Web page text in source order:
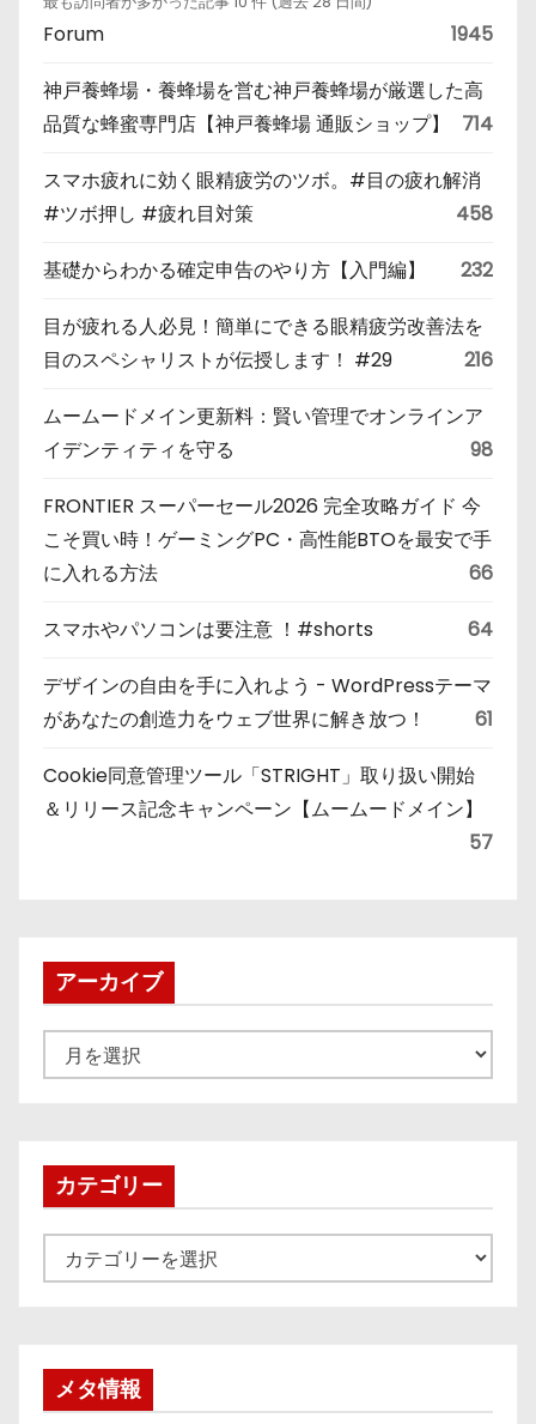
Forum 1945
神戸養蜂場・養蜂場を営む神戸養蜂場が厳選した高
品質な蜂蜜専門店【神戸養蜂場 通販ショップ】
714
スマホ疲れに効く眼精疲労のツボ。#目の疲れ解消
#ツボ押し #疲れ目対策
458
基礎からわかる確定申告のやり方【入門編】 232
目が疲れる人必見！簡単にできる眼精疲労改善法を
目のスペシャリストが伝授します！ #29
216
ムームードメイン更新料：賢い管理でオンラインア
イデンティティを守る
98
FRONTIER スーパーセール2026 完全攻略ガイド 今
こそ買い時！ゲーミングPC・高性能BTOを最安で手
に入れる方法
66
スマホやパソコンは要注意 ！#shorts 64
デザインの自由を手に入れよう - WordPressテーマ
があなたの創造力をウェブ世界に解き放つ！
61
Cookie同意管理ツール「STRIGHT」取り扱い開始
＆リリース記念キャンペーン【ムームードメイン】
57
アーカイブ
ー
ブカテゴリー
テ
メタ情報